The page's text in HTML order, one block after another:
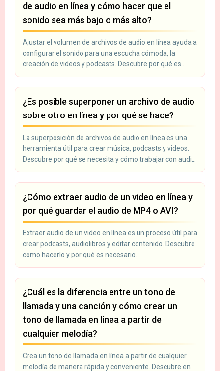
de audio en línea y cómo hacer que el
sonido sea más bajo o más alto?
Ajustar el volumen de archivos de audio en línea ayuda a
configurar el sonido para una escucha cómoda, la
creación de videos y podcasts. Descubre por qué es
¿Es posible superponer un archivo de audio
sobre otro en línea y por qué se hace?
La superposición de archivos de audio en línea es una
herramienta útil para crear música, podcasts y videos.
Descubre por qué se necesita y cómo trabajar con audio
¿Cómo extraer audio de un video en línea y
por qué guardar el audio de MP4 o AVI?
Extraer audio de un video en línea es un proceso útil para
crear podcasts, audiolibros y editar contenido. Descubre
cómo hacerlo y por qué es necesario.
¿Cuál es la diferencia entre un tono de
llamada y una canción y cómo crear un
tono de llamada en línea a partir de
cualquier melodía?
Crea un tono de llamada en línea a partir de cualquier
melodía de manera rápida y conveniente. Descubre en